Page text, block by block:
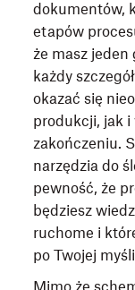
dokumentów,
etapów
że masz jeden
każdy
okazać się
produkcji, jak i
zakończeniu.
narzędzia do
pewność, że
będziesz
ruchome i
po Twojej
Mimo że